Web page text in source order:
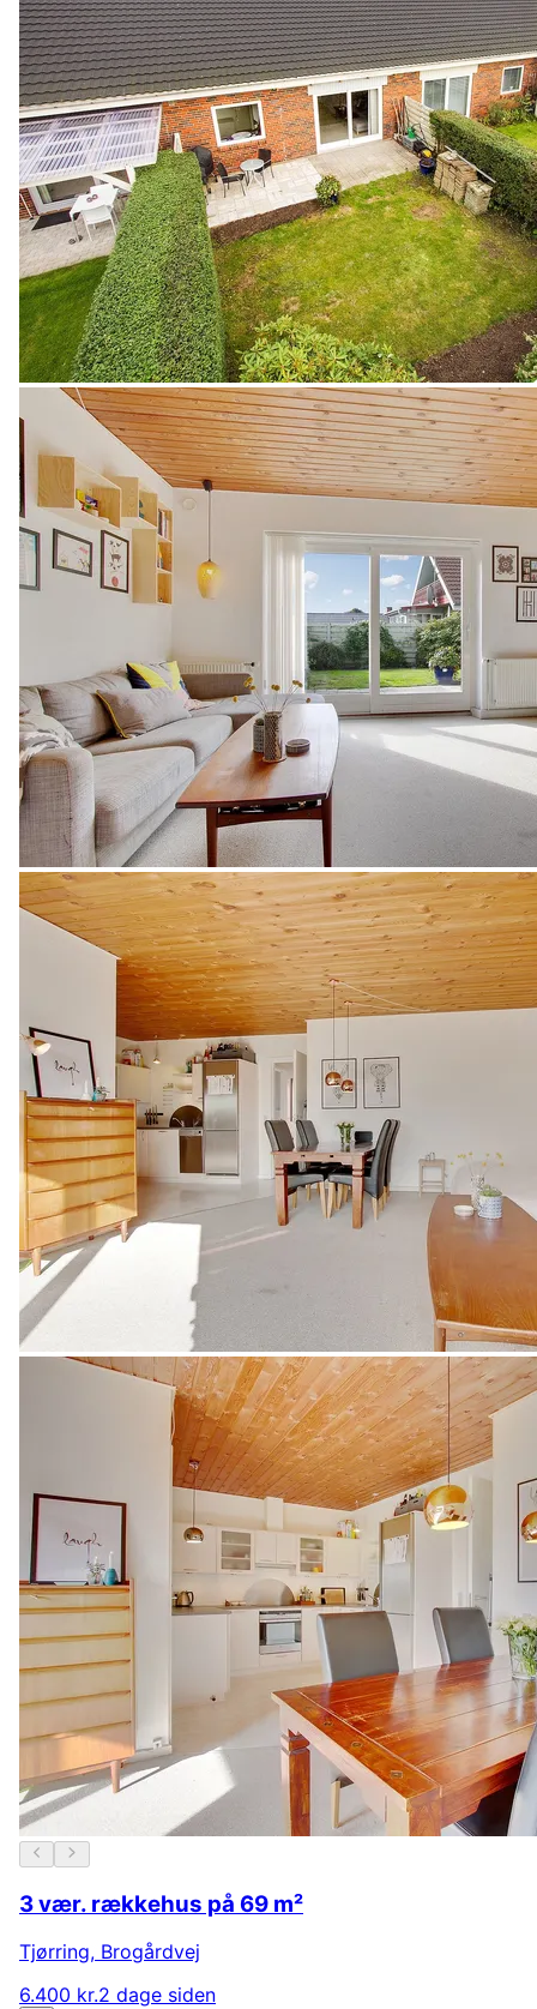
3 vær. rækkehus på 69 m²
Tjørring, Brogårdvej
6.400 kr.2 dage siden